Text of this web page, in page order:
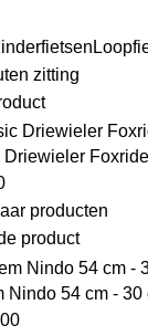
zitting
producten
product
Nindo 54 cm -